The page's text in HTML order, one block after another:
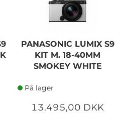
PANASONIC LUMIX S9
KIT M. 18-40MM
SMOKEY WHITE
På lager
13.495,00 DKK